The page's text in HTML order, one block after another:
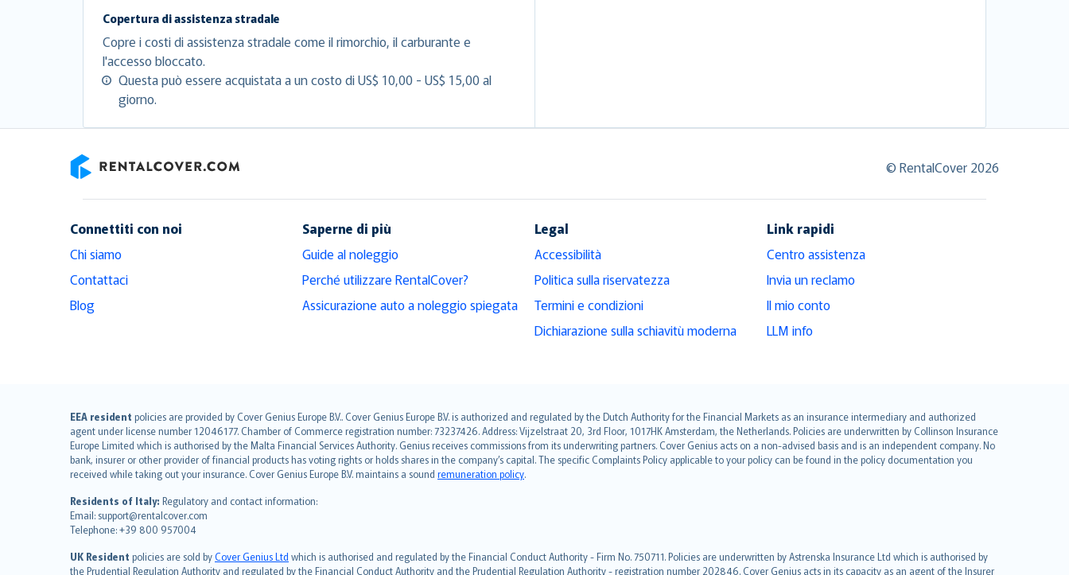
Copertura di assistenza stradale
Copre i costi di assistenza stradale come il rimorchio, il carburante e
l'accesso bloccato.
Questa può essere acquistata a un costo di US$ 10,00 - US$ 15,00 al
giorno.
© RentalCover 2026
Connettiti con noi
Chi siamo
Contattaci
Blog
Saperne di più
Guide al noleggio
Perché utilizzare RentalCover?
Assicurazione auto a noleggio spiegata
Legal
Accessibilità
Politica sulla riservatezza
Termini e condizioni
Dichiarazione sulla schiavitù moderna
Link rapidi
Centro assistenza
Invia un reclamo
Il mio conto
LLM info
EEA resident policies are provided by Cover Genius Europe B.V.. Cover Genius Europe B.V. is authorized and regulated by the Dutch Authority for the Financial Markets as an insurance intermediary and authorized
agent under license number 12046177. Chamber of Commerce registration number: 73237426. Address: Vijzelstraat 20, 3rd Floor, 1017HK Amsterdam, the Netherlands. Policies are underwritten by Collinson Insurance
Europe Limited which is authorised by the Malta Financial Services Authority. Genius receives commissions from its underwriting partners. Cover Genius acts on a non-advised basis and is an independent company. No
bank, insurer or other provider of financial products has voting rights or holds shares in the company’s capital. The specific Complaints Policy applicable to your policy can be found in the policy documentation you
received while taking out your insurance. Cover Genius Europe B.V. maintains a sound remuneration policy.
Residents of Italy: Regulatory and contact information:
Email: support@rentalcover.com
Telephone: +39 800 957004
UK Resident policies are sold byCover Genius Ltd which is authorised and regulated by the Financial Conduct Authority - Firm No. 750711. Policies are underwritten by Astrenska Insurance Ltd which is authorised by
the Prudential Regulation Authority and regulated by the Financial Conduct Authority and the Prudential Regulation Authority - registration number 202846. Cover Genius acts in its capacity as an agent of the Insurer
English (UK)
English (US)
Deutsch
français
Nederlands
español
italiano
简体中文
繁體中文